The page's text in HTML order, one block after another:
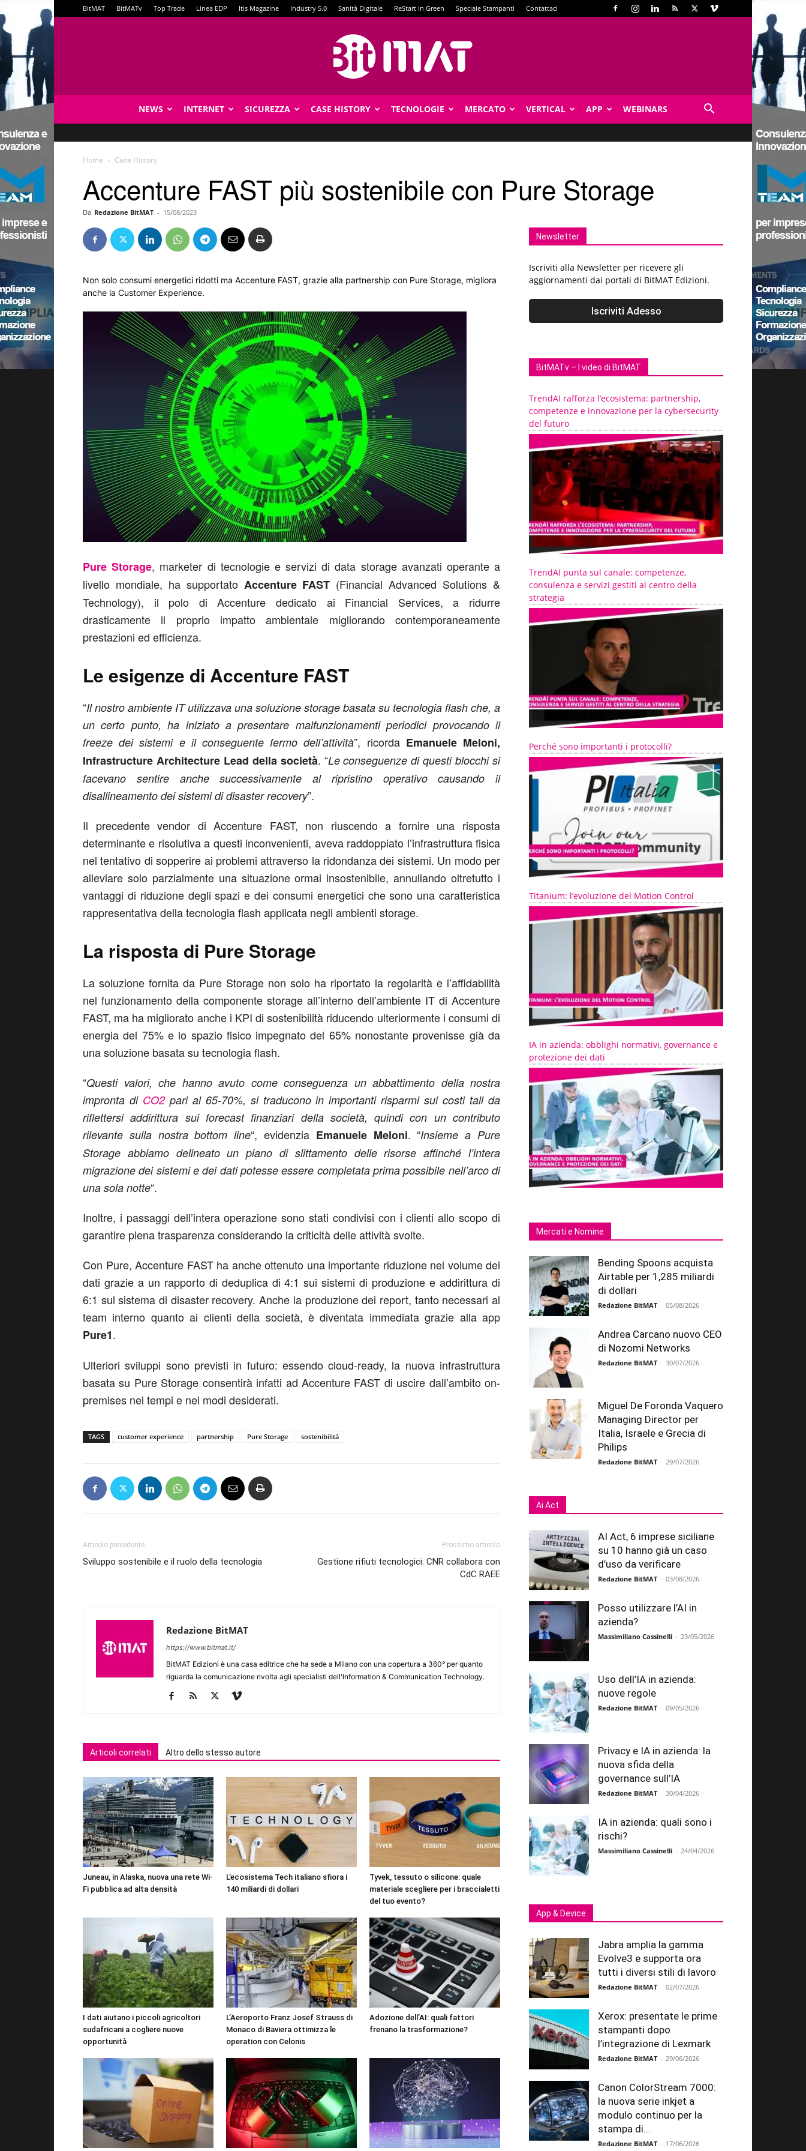
BitMAT BitMATv Top Trade Linea EDP Itis Magazine Industry 5.0 Sanità Digitale ReStart in Green Speciale Stampanti Contattaci
NEWS INTERNET SICUREZZA CASE HISTORY TECNOLOGIE MERCATO VERTICAL APP WEBINARS
Home Case History
Accenture FAST più sostenibile con Pure Storage
Da Redazione BitMAT - 15/08/2023
Non solo consumi energetici ridotti ma Accenture FAST, grazie alla partnership con Pure Storage, migliora
anche la Customer Experience.
Pure Storage, marketer di tecnologie e servizi di data storage avanzati operante a
livello mondiale, ha supportato Accenture FAST (Financial Advanced Solutions &
Technology), il polo di Accenture dedicato ai Financial Services, a ridurre
drasticamente il proprio impatto ambientale migliorando contemporaneamente
prestazioni ed efficienza.
Le esigenze di Accenture FAST
“Il nostro ambiente IT utilizzava una soluzione storage basata su tecnologia flash che, a
un certo punto, ha iniziato a presentare malfunzionamenti periodici provocando il
freeze dei sistemi e il conseguente fermo dell’attività”, ricorda Emanuele Meloni,
Infrastructure Architecture Lead della società. “Le conseguenze di questi blocchi si
facevano sentire anche successivamente al ripristino operativo causando il
disallineamento dei sistemi di disaster recovery”.
Il precedente vendor di Accenture FAST, non riuscendo a fornire una risposta
determinante e risolutiva a questi inconvenienti, aveva raddoppiato l’infrastruttura fisica
nel tentativo di sopperire ai problemi attraverso la ridondanza dei sistemi. Un modo per
alleviare solo parzialmente una situazione ormai insostenibile, annullando oltretutto i
vantaggi di riduzione degli spazi e dei consumi energetici che sono una caratteristica
rappresentativa della tecnologia flash applicata negli ambienti storage.
La risposta di Pure Storage
La soluzione fornita da Pure Storage non solo ha riportato la regolarità e l’affidabilità
nel funzionamento della componente storage all’interno dell’ambiente IT di Accenture
FAST, ma ha migliorato anche i KPI di sostenibilità riducendo ulteriormente i consumi di
energia del 75% e lo spazio fisico impegnato del 65% nonostante provenisse già da
una soluzione basata su tecnologia flash.
“Questi valori, che hanno avuto come conseguenza un abbattimento della nostra
impronta di CO2pari al 65-70%, si traducono in importanti risparmi sui costi tali da
riflettersi addirittura sui forecast finanziari della società, quindi con un contributo
rilevante sulla nostra bottom line“, evidenzia Emanuele Meloni. “Insieme a Pure
Storage abbiamo delineato un piano di slittamento delle risorse affinché l’intera
migrazione dei sistemi e dei dati potesse essere completata prima possibile nell’arco di
una sola notte“.
Inoltre, i passaggi dell’intera operazione sono stati condivisi con i clienti allo scopo di
garantire piena trasparenza considerando la criticità delle attività svolte.
Con Pure, Accenture FAST ha anche ottenuto una importante riduzione nel volume dei
dati grazie a un rapporto di deduplica di 4:1 sui sistemi di produzione e addirittura di
6:1 sul sistema di disaster recovery. Anche la produzione dei report, tanto necessari al
team interno quanto ai clienti della società, è diventata immediata grazie alla app
Pure1.
Ulteriori sviluppi sono previsti in futuro: essendo cloud-ready, la nuova infrastruttura
basata su Pure Storage consentirà infatti ad Accenture FAST di uscire dall’ambito on-
premises nei tempi e nei modi desiderati.
TAGS customer experience partnership Pure Storage sostenibilità
Articolo precedente
Sviluppo sostenibile e il ruolo della tecnologia
Prossimo articolo
Gestione rifiuti tecnologici: CNR collabora con
CdC RAEE
Redazione BitMAT
https://www.bitmat.it/
BitMAT Edizioni è una casa editrice che ha sede a Milano con una copertura a 360° per quanto
riguarda la comunicazione rivolta agli specialisti dell'lnformation & Communication Technology.
Articoli correlati Altro dello stesso autore
Juneau, in Alaska, nuova una rete Wi-
Fi pubblica ad alta densità
L’ecosistema Tech italiano sfiora i
140 miliardi di dollari
Tyvek, tessuto o silicone: quale
materiale scegliere per i braccialetti
del tuo evento?
I dati aiutano i piccoli agricoltori
sudafricani a cogliere nuove
opportunità
L’Aeroporto Franz Josef Strauss di
Monaco di Baviera ottimizza le
operation con Celonis
Adozione dell’AI: quali fattori
frenano la trasformazione?
Newsletter
Iscriviti alla Newsletter per ricevere gli
aggiornamenti dai portali di BitMAT Edizioni.
BitMATv – I video di BitMAT
TrendAI rafforza l’ecosistema: partnership,
competenze e innovazione per la cybersecurity
del futuro
TrendAI punta sul canale: competenze,
consulenza e servizi gestiti al centro della
strategia
Perché sono importanti i protocolli?
Titanium: l’evoluzione del Motion Control
IA in azienda: obblighi normativi, governance e
protezione dei dati
Mercati e Nomine
Bending Spoons acquista
Airtable per 1,285 miliardi
di dollari
Redazione BitMAT - 05/08/2026
Andrea Carcano nuovo CEO
di Nozomi Networks
Redazione BitMAT - 30/07/2026
Miguel De Foronda Vaquero
Managing Director per
Italia, Israele e Grecia di
Philips
Redazione BitMAT - 29/07/2026
Ai Act
AI Act, 6 imprese siciliane
su 10 hanno già un caso
d’uso da verificare
Redazione BitMAT - 03/08/2026
Posso utilizzare l’AI in
azienda?
Massimiliano Cassinelli - 23/05/2026
Uso dell’IA in azienda:
nuove regole
Redazione BitMAT - 09/05/2026
Privacy e IA in azienda: la
nuova sfida della
governance sull’IA
Redazione BitMAT - 30/04/2026
IA in azienda: quali sono i
rischi?
Massimiliano Cassinelli - 24/04/2026
App & Device
Jabra amplia la gamma
Evolve3 e supporta ora
tutti i diversi stili di lavoro
Redazione BitMAT - 02/07/2026
Xerox: presentate le prime
stampanti dopo
l’integrazione di Lexmark
Redazione BitMAT - 29/06/2026
Canon ColorStream 7000:
la nuova serie inkjet a
modulo continuo per la
stampa di...
Redazione BitMAT - 17/06/2026